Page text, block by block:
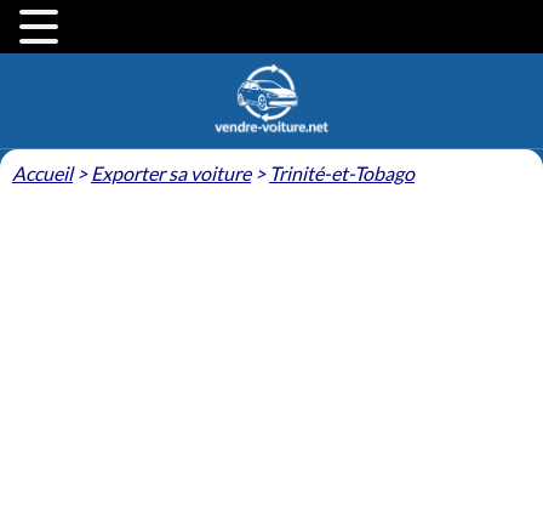
Accueil> Exporter sa voiture> Trinité-et-Tobago